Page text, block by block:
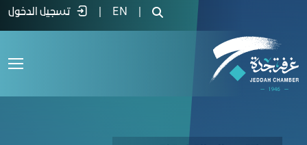
ملتقى عالم التطبيقات - غرفة جدة
EN تسجيل الدخول